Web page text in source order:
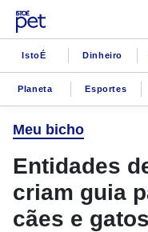
IstoÉ Dinheiro
Planeta Esportes
Meu bicho
Entidades
criam guia
cães e gatos